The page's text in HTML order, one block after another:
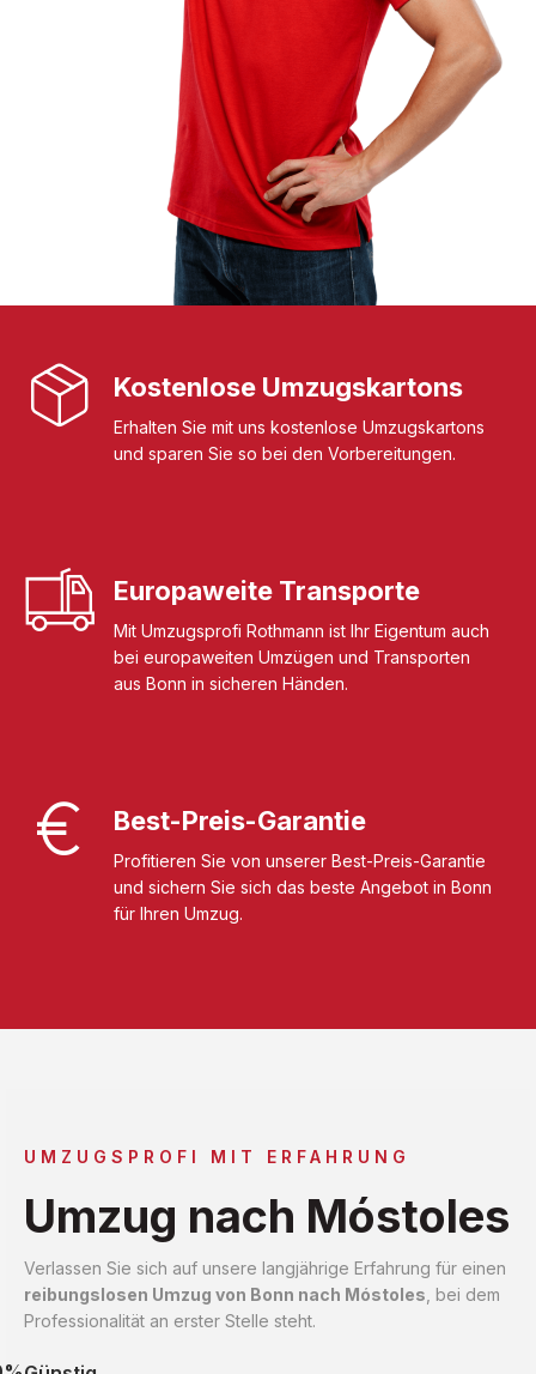
Kostenlose Umzugskartons
Erhalten Sie mit uns kostenlose Umzugskartons
und sparen Sie so bei den Vorbereitungen.
Europaweite Transporte
Mit Umzugsprofi Rothmann ist Ihr Eigentum auch
bei europaweiten Umzügen und Transporten
aus Bonn in sicheren Händen.
Best-Preis-Garantie
Profitieren Sie von unserer Best-Preis-Garantie
und sichern Sie sich das beste Angebot in Bonn
für Ihren Umzug.
UMZUGSPROFI MIT ERFAHRUNG
Umzug nach Móstoles
Verlassen Sie sich auf unsere langjährige Erfahrung für einen
reibungslosen Umzug von Bonn nach Móstoles , bei dem
Professionalität an erster Stelle steht.